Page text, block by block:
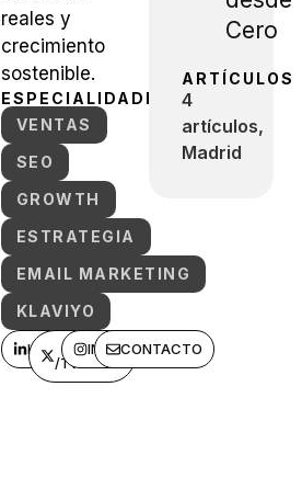
reales y
crecimiento
sostenible.
ESPECIALIDADES
VENTAS
SEO
GROWTH
ESTRATEGIA
EMAIL MARKETING
KLAVIYO
LINKEDINX
/TWITTER
INSTAGRAM
CONTACTO
Cero
ARTÍCULOS
4
artículos,
Madrid